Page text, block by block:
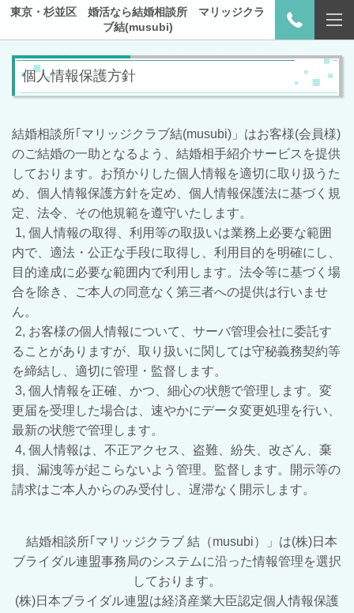
東京・杉並区 婚活なら結婚相談所 マリッジクラ
ブ結(musubi)
個人情報保護方針
結婚相談所｢マリッジクラブ結(musubi)」はお客様(会員様)
のご結婚の一助となるよう、結婚相手紹介サービスを提供
しております。お預かりした個人情報を適切に取り扱うた
め、個人情報保護方針を定め、個人情報保護法に基づく規
定、法令、その他規範を遵守いたします。
1, 個人情報の取得、利用等の取扱いは業務上必要な範囲
内で、適法・公正な手段に取得し、利用 目的を明確にし、
目的達成に必要な範囲内で利用します。法令等に基づく場
合を除き、ご本人の同意なく第三者への提供は行いませ
ん。
2, お客様の個人情報について、サーバ管理会社に委託す
ることがありますが、取り扱いに関しては守秘義務契約等
を締結し、適切に管理・監督します。
3, ​個人情報を正確、かつ、細心の状態で管理します。変
更届を受理した場合は、速やかにデータ変更処理を行い、
最新の状態で管理します。
4, 個人情報は、不正アクセス、盗難、紛失、改ざん、棄
損、漏洩等が起こらないよう管理。監督します。開示等の
請求はご本人からのみ受付し、遅滞なく開示します。
結婚相談所｢マリッジクラブ 結（musubi）」は(株)日本
ブライダル連盟事務局のシステムに沿った情報管理を選択
しております。
(株)日本ブライダル連盟は経済産業大臣認定個人情報保護